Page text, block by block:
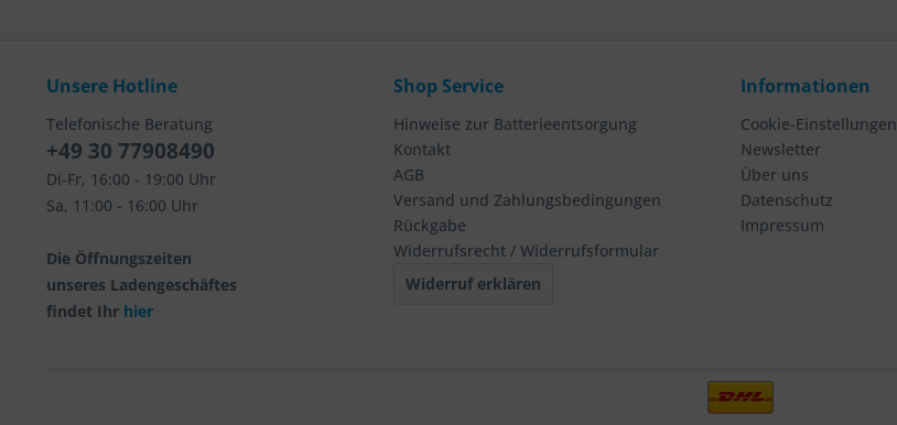
Unsere Hotline
Telefonische Beratung
+49 30 77908490
Di-Fr, 16:00 - 19:00 Uhr
Sa, 11:00 - 16:00 Uhr
Die Öffnungszeiten
unseres Ladengeschäftes
findet Ihr hier
Shop Service
Hinweise zur Batterieentsorgung
Kontakt
AGB
Versand und Zahlungsbedingungen
Rückgabe
Widerrufsrecht / Widerrufsformular
Widerruf erklären
Informationen
Cookie-Einstellungen
Newsletter
Über uns
Datenschutz
Impressum